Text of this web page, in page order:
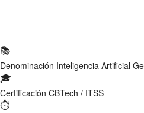
📚
Denominación Inteligencia Artificial
🎓
Certificación CBTech / ITSS
⏱